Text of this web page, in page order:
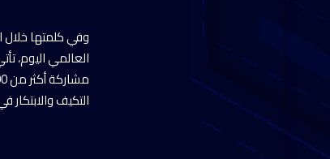
وفي كلمتها خلال
العالمي اليوم،
التكيف والابتكار